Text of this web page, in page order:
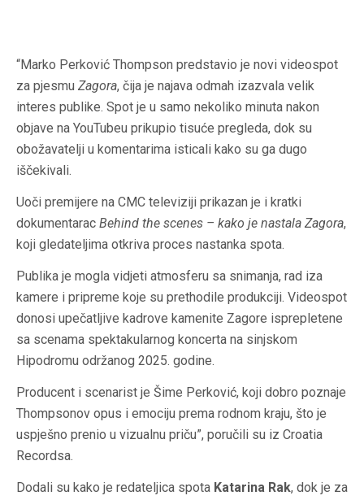
“Marko Perković Thompson predstavio je novi videospot
za pjesmu Zagora, čija je najava odmah izazvala velik
interes publike. Spot je u samo nekoliko minuta nakon
objave na YouTubeu prikupio tisuće pregleda, dok su
obožavatelji u komentarima isticali kako su ga dugo
iščekivali.
Uoči premijere na CMC televiziji prikazan je i kratki
dokumentarac Behind the scenes – kako je nastala Zagora,
koji gledateljima otkriva proces nastanka spota.
Publika je mogla vidjeti atmosferu sa snimanja, rad iza
kamere i pripreme koje su prethodile produkciji. Videospot
donosi upečatljive kadrove kamenite Zagore isprepletene
sa scenama spektakularnog koncerta na sinjskom
Hipodromu održanog 2025. godine.
Producent i scenarist je Šime Perković, koji dobro poznaje
Thompsonov opus i emociju prema rodnom kraju, što je
uspješno prenio u vizualnu priču”, poručili su iz Croatia
Recordsa.
Dodali su kako je redateljica spota Katarina Rak, dok je za